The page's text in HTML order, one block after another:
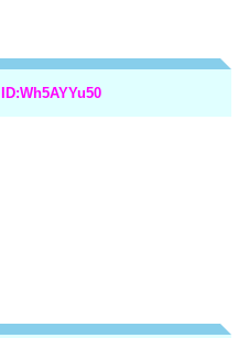
ID:Wh5AYYu50